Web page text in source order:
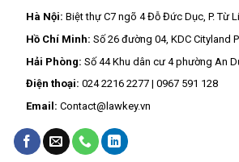
Hà Nội: Biệt thự C7 ngõ 4 Đỗ Đức Dục, P. Từ
Hồ Chí Minh: Số 26 đường 04, KDC Cityland
Hải Phòng: Số 44 Khu dân cư 4 phường An
Điện thoại: 024 2216 2277 | 0967 591 128
Email: Contact@lawkey.vn